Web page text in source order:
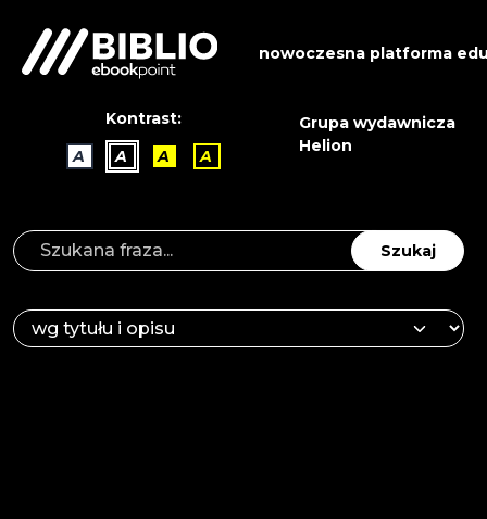
nowoczesna platforma
Kontrast:
A
A A A
Grupa wydawnicza
Helion
Szukaj